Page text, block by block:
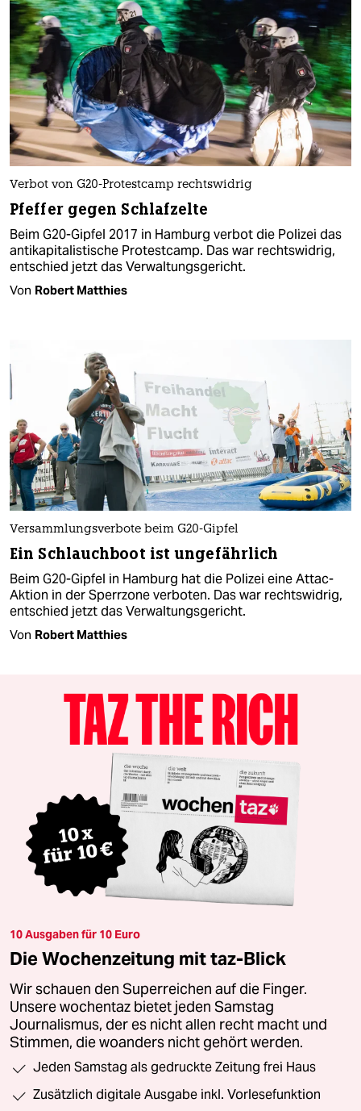
Verbot von G20-Protestcamp rechtswidrig
Pfeffer gegen Schlafzelte
Beim G20-Gipfel 2017 in Hamburg verbot die Polizei das
antikapitalistische Protestcamp. Das war rechtswidrig,
entschied jetzt das Verwaltungsgericht.
Von Robert Matthies
Versammlungsverbote beim G20-Gipfel
Ein Schlauchboot ist ungefährlich
Beim G20-Gipfel in Hamburg hat die Polizei eine Attac-
Aktion in der Sperrzone verboten. Das war rechtswidrig,
entschied jetzt das Verwaltungsgericht.
Von Robert Matthies
10 Ausgaben für 10 Euro
Die Wochenzeitung mit taz-Blick
Wir schauen den Superreichen auf die Finger.
Unsere wochentaz bietet jeden Samstag
Journalismus, der es nicht allen recht macht und
Stimmen, die woanders nicht gehört werden.
Jeden Samstag als gedruckte Zeitung frei Haus
Zusätzlich digitale Ausgabe inkl. Vorlesefunktion